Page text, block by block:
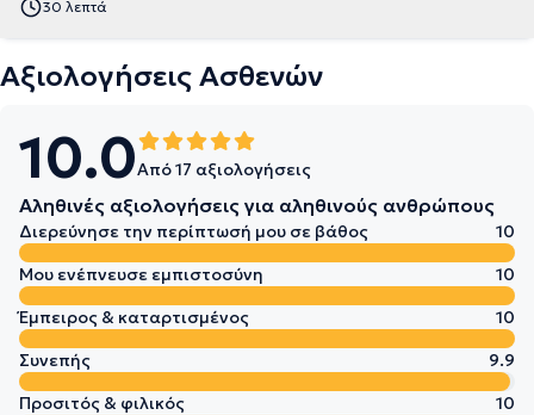
30 λεπτά
Αξιολογήσεις Ασθενών
10.0Από 17 αξιολογήσεις
Αληθινές αξιολογήσεις για αληθινούς ανθρώπους
Διερεύνησε την περίπτωσή μου σε βάθος
10
Μου ενέπνευσε εμπιστοσύνη
10
Έμπειρος & καταρτισμένος
10
Συνεπής
9.9
Προσιτός & φιλικός
10